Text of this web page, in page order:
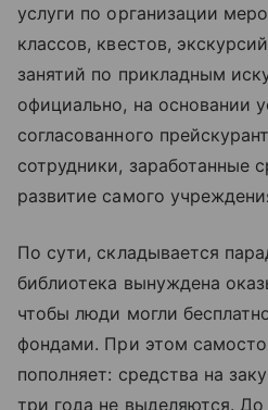
услуги по организации
классов, квестов,
занятий по прикладным
официально, на основании
согласованного
сотрудники, заработанные
развитие самого
По сути, складывается
библиотека вынуждена
чтобы люди могли
фондами. При этом
пополняет: средства на
три года не выделяются.